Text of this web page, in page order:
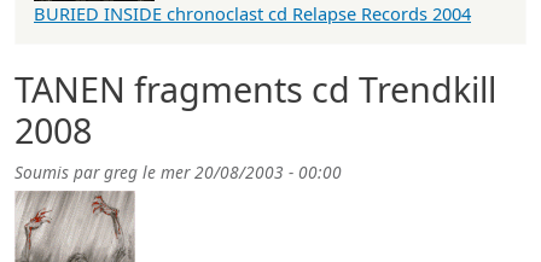
TANEN fragments cd Trendkill
2008
Soumis pargreg le mer 20/08/2003 - 00:00
BURIED INSIDE chronoclast cd Relapse Records 2004